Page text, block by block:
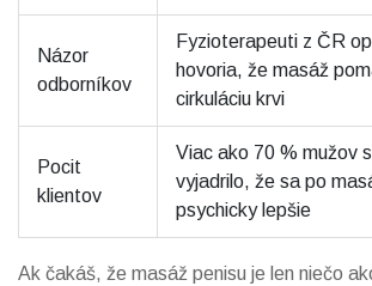
Názor
odborníkov
Fyzioterapeuti z ČR
hovoria, že masáž
cirkuláciu krvi
Pocit
klientov
Viac ako 70 % mužov
vyjadrilo, že sa po
psychicky lepšie
Ak čakáš, že masáž penisu je len niečo